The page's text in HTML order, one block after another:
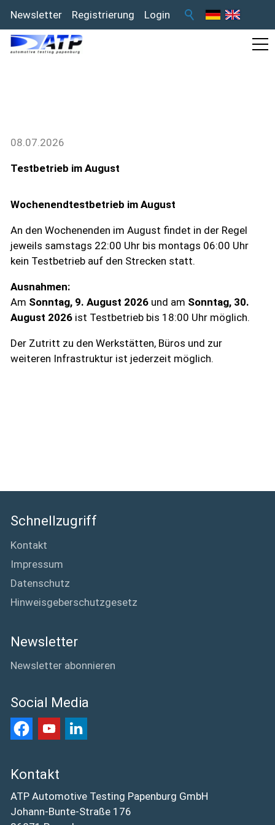
Newsletter Registrierung Login
08.07.2026
Testbetrieb im August
Wochenendtestbetrieb im August
An den Wochenenden im August findet in der Regel
jeweils samstags 22:00 Uhr bis montags 06:00 Uhr
kein Testbetrieb auf den Strecken statt.
Ausnahmen:
Am Sonntag, 9. August 2026 und am Sonntag, 30.
August 2026 ist Testbetrieb bis 18:00 Uhr möglich.
Der Zutritt zu den Werkstätten, Büros und zur
weiteren Infrastruktur ist jederzeit möglich.
Schnellzugriff
Kontakt
Impressum
Datenschutz
Hinweisgeberschutzgesetz
Newsletter
Newsletter abonnieren
Social Media
Kontakt
ATP Automotive Testing Papenburg GmbH
Johann-Bunte-Straße 176